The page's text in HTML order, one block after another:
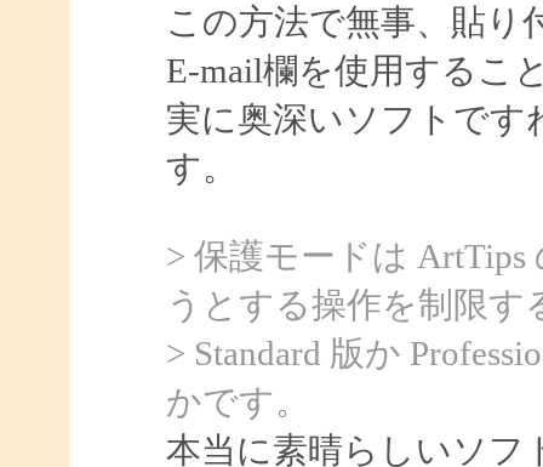
この方法で無事、貼り
E-mail欄を使用するこ
実に奥深いソフトです
す。
> 保護モードは
うとする操作を制限
> Standard 版か
かです。
本当に素晴らしいソフ